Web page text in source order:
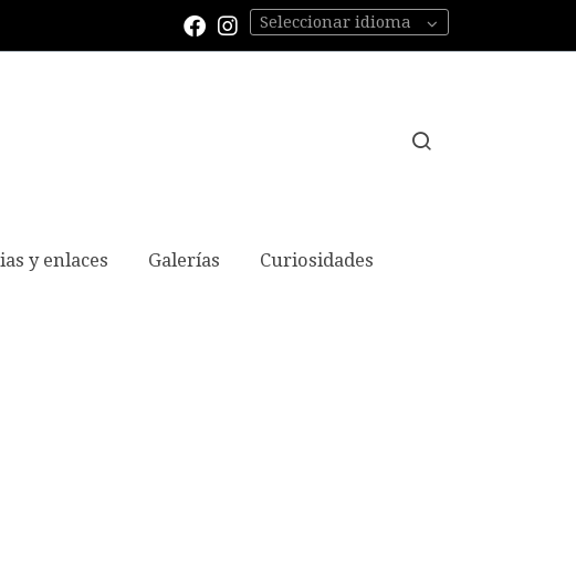
Seleccionar idioma
y enlaces Galerías Curiosidades